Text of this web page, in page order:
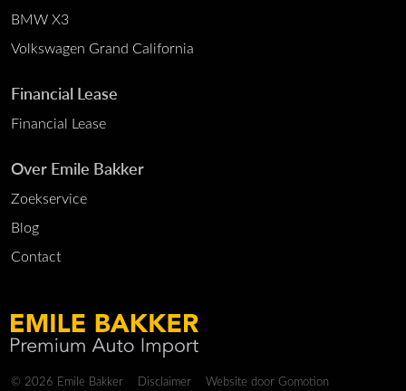
BMW X3
Volkswagen Grand California
Financial Lease
Financial Lease
Over Emile Bakker
Zoekservice
Blog
Contact
© 2026 Emile Bakker Disclaimer Website door Gomotion